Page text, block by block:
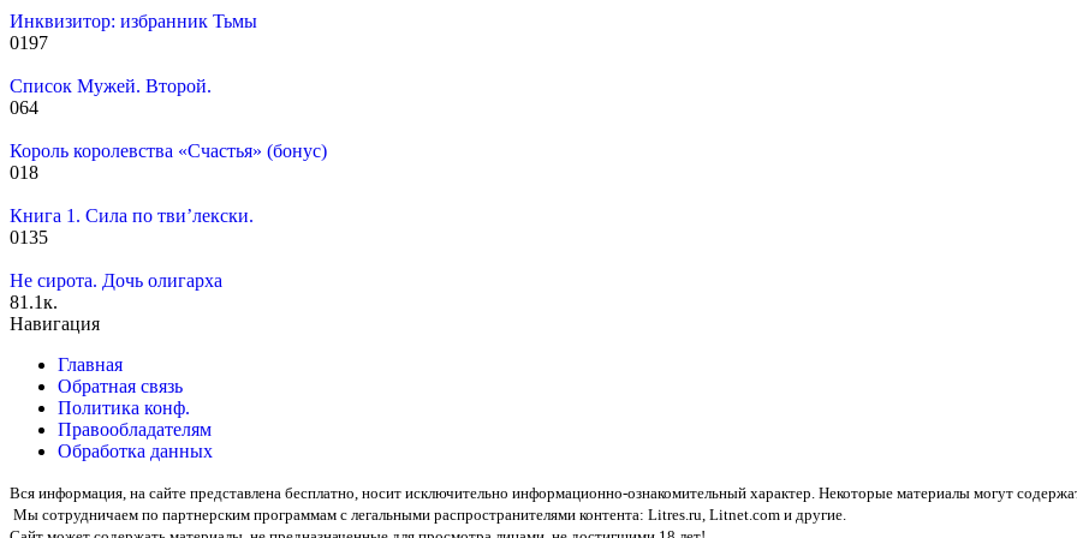
Инквизитор: избранник Тьмы
0197
Список Мужей. Второй.
064
Король королевства «Счастья» (бонус)
018
Книга 1. Сила по тви’лекски.
0135
Не сирота. Дочь олигарха
81.1к.
Навигация
Главная
Обратная связь
Политика конф.
Правообладателям
Обработка данных
Вся информация, на сайте представлена бесплатно, носит исключительно информационно-ознакомительный характер. Некоторые материалы могут
Мы сотрудничаем по партнерским программам с легальными распространителями контента: Litres.ru, Litnet.com и другие.